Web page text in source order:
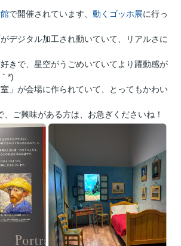
で開催されています、 動くゴッホ展に行っ
デジタル加工され動いていて、リアルさに
きで、星空がうごめいていてより躍動感が
*)
」が会場に作られていて、とってもかわい
ご興味がある方は、お急ぎくださいね！